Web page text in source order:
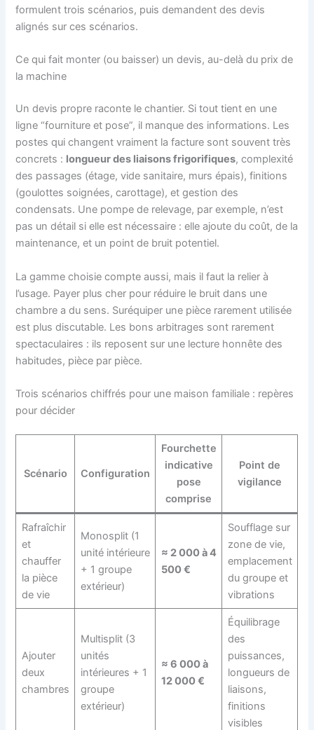
formulent trois scénarios, puis demandent des devis
alignés sur ces scénarios.
Ce qui fait monter (ou baisser) un devis, au-delà du prix de
la machine
Un devis propre raconte le chantier. Si tout tient en une
ligne “fourniture et pose”, il manque des informations. Les
postes qui changent vraiment la facture sont souvent très
concrets : longueur des liaisons frigorifiques, complexité
des passages (étage, vide sanitaire, murs épais), finitions
(goulottes soignées, carottage), et gestion des
condensats. Une pompe de relevage, par exemple, n’est
pas un détail si elle est nécessaire : elle ajoute du coût, de la
maintenance, et un point de bruit potentiel.
La gamme choisie compte aussi, mais il faut la relier à
l’usage. Payer plus cher pour réduire le bruit dans une
chambre a du sens. Suréquiper une pièce rarement utilisée
est plus discutable. Les bons arbitrages sont rarement
spectaculaires : ils reposent sur une lecture honnête des
habitudes, pièce par pièce.
Trois scénarios chiffrés pour une maison familiale : repères
pour décider
Scénario Configuration
Fourchette
indicative
pose
comprise
Point de
vigilance
Rafraîchir
et
chauffer
la pièce
de vie
Monosplit (1
unité intérieure
+ 1 groupe
extérieur)
≈ 2 000 à 4
500 €
Soufflage sur
zone de vie,
emplacement
du groupe et
vibrations
Ajouter
deux
chambres
Multisplit (3
unités
intérieures + 1
groupe
extérieur)
≈ 6 000 à
12 000 €
Équilibrage
des
puissances,
longueurs de
liaisons,
finitions
visibles